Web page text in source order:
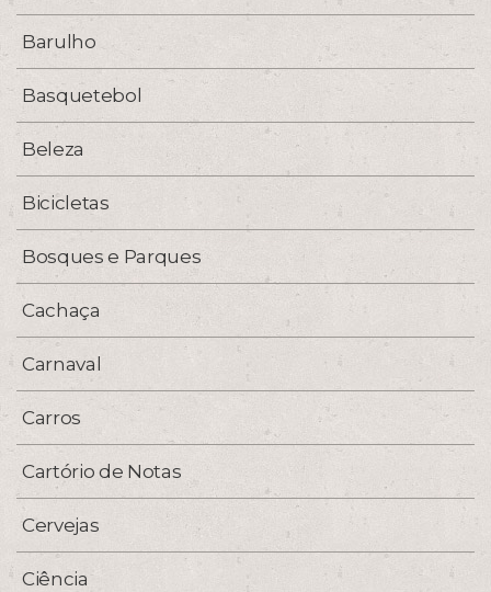
Barulho
Basquetebol
Beleza
Bicicletas
Bosques e Parques
Cachaça
Carnaval
Carros
Cartório de Notas
Cervejas
Ciência